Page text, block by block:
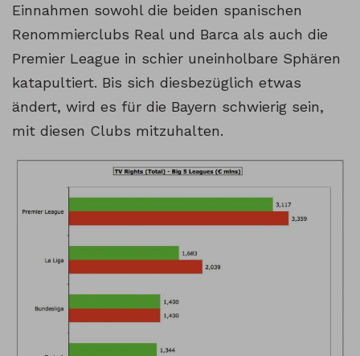
Einnahmen sowohl die beiden spanischen
Renommierclubs Real und Barca als auch die
Premier League in schier uneinholbare Sphären
katapultiert. Bis sich diesbezüglich etwas
ändert, wird es für die Bayern schwierig sein,
mit diesen Clubs mitzuhalten.